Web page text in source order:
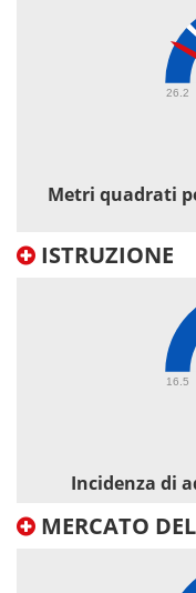
26.2
Metri quadrati
ISTRUZIONE
16.5
Incidenza di
MERCATO